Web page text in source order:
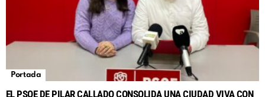
Portada
EL PSOE DE PILAR CALLADO CONSOLIDA UNA CIUDAD VIVA CON